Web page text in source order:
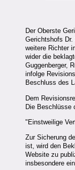
Der Oberste
Gerichtshofs
weitere Richter
wider die
Guggenberger,
infolge
Beschluss des
Dem
Die Beschlüsse
"Einstweilige
Zur Sicherung
ist, wird den
Website zu
insbesondere